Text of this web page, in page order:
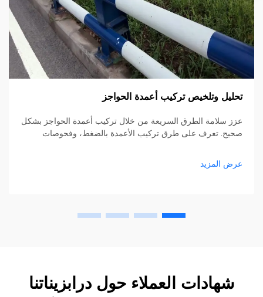
تحليل وتلخيص تركيب أعمدة الحواجز
عزز سلامة الطرق السريعة من خلال تركيب أعمدة الحواجز بشكل
صحيح. تعرف على طرق تركيب الأعمدة بالضغط، وفحوصات
الدليل الكامل الآن.
عرض المزيد
شهادات العملاء حول درابزيناتنا